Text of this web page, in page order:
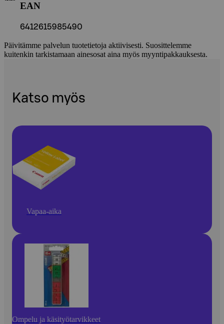
EAN
6412615985490
Päivitämme palvelun tuotetietoja aktiivisesti. Suosittelemme
kuitenkin tarkistamaan ainesosat aina myös myyntipakkauksesta.
Katso myös
Vapaa-aika
Ompelu ja käsityötarvikkeet